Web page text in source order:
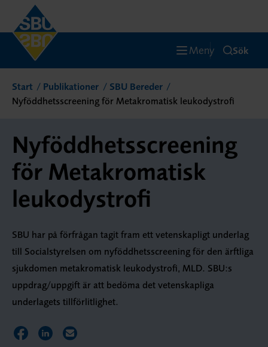
Meny Sök
Start Publikationer
SBU Bereder
Nyföddhetsscreening för Metakromatisk leukodystrofi
Nyföddhetsscreening
för Metakromatisk
leukodystrofi
SBU har på förfrågan tagit fram ett vetenskapligt underlag
till Socialstyrelsen om nyföddhetsscreening för den ärftliga
sjukdomen metakromatisk leukodystrofi, MLD. SBU:s
uppdrag/uppgift är att bedöma det vetenskapliga
underlagets tillförlitlighet.
Dela sidan på Facebook
Dela sidan på LinkedIn
Dela sidan via E-post